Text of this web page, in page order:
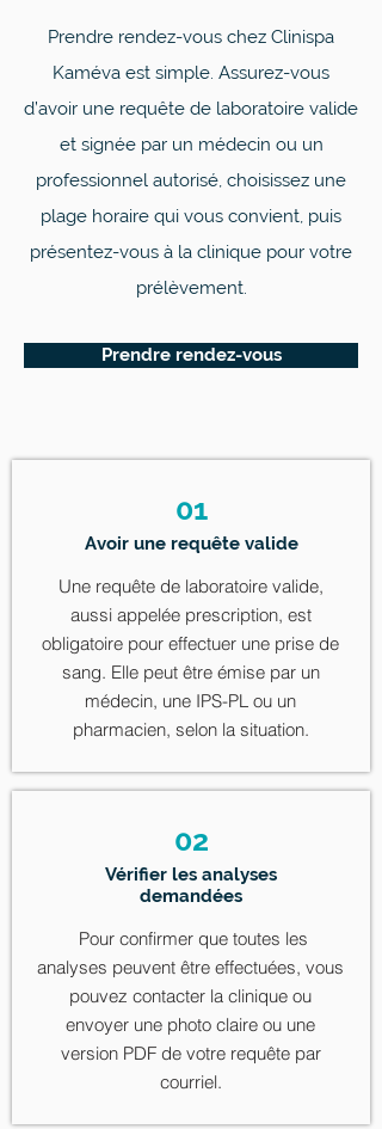
Prendre rendez-vous chez Clinispa
Kaméva est simple. Assurez-vous
d’avoir une requête de laboratoire valide
et signée par un médecin ou un
professionnel autorisé, choisissez une
plage horaire qui vous convient, puis
présentez-vous à la clinique pour votre
prélèvement.
Prendre rendez-vous
01
Avoir une requête valide
Une requête de laboratoire valide,
aussi appelée prescription, est
obligatoire pour effectuer une prise de
sang. Elle peut être émise par un
médecin, une IPS-PL ou un
pharmacien, selon la situation.
02
Vérifier les analyses
demandées
Pour confirmer que toutes les
analyses peuvent être effectuées, vous
pouvez contacter la clinique ou
envoyer une photo claire ou une
version PDF de votre requête par
courriel.